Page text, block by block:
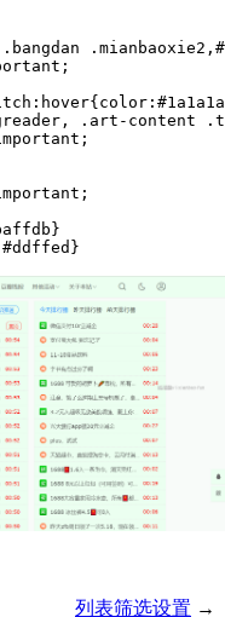
.art-content
列表筛选设置 →